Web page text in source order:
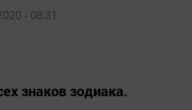
- 08:31
знаков зодиака.